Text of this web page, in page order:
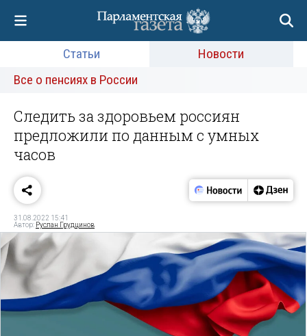
Статьи
Новости
Все о пенсиях в России
Следить за здоровьем россиян
предложили по данным с умных
часов
31.08.2022 15:41
Автор: Руслан Грудцинов